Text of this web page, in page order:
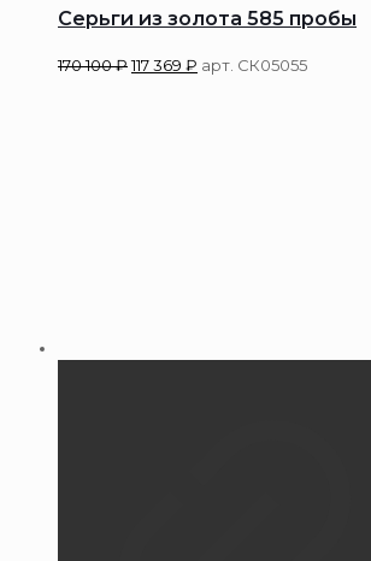
Серьги из золота 585 пробы
170 100₽117 369 ₽ арт. СК05055